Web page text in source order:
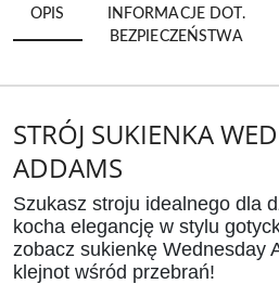
OPIS
INFORMACJE DOT.
BEZPIECZEŃSTWA
STRÓJ SUKIENKA
ADDAMS
Szukasz stroju idealnego dla
kocha elegancję w stylu
zobacz sukienkę Wednesday
klejnot wśród przebrań!